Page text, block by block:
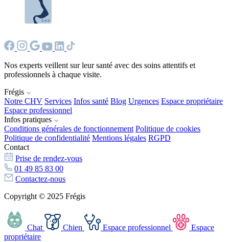
Nos experts veillent sur leur santé avec des soins attentifs et
professionnels à chaque visite.
Frégis
Notre CHV Services Infos santé Blog Urgences Espace propriétaire
Espace professionnel
Infos pratiques
Conditions générales de fonctionnement Politique de cookies
Politique de confidentialité Mentions légales RGPD
Contact
Prise de rendez-vous
01 49 85 83 00
Contactez-nous
Copyright © 2025 Frégis
Chat Chien Espace professionnel
Espace
propriétaire